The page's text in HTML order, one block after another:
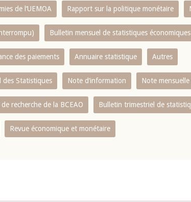
de l‘UEMOA Rapport sur la politique monétaire
Bulletin mensuel de statistiques économiques
des paiements Annuaire statistique Autres
des Statistiques Note d’information Note
recherche de la BCEAO Bulletin trimestriel de
Revue économique et monétaire